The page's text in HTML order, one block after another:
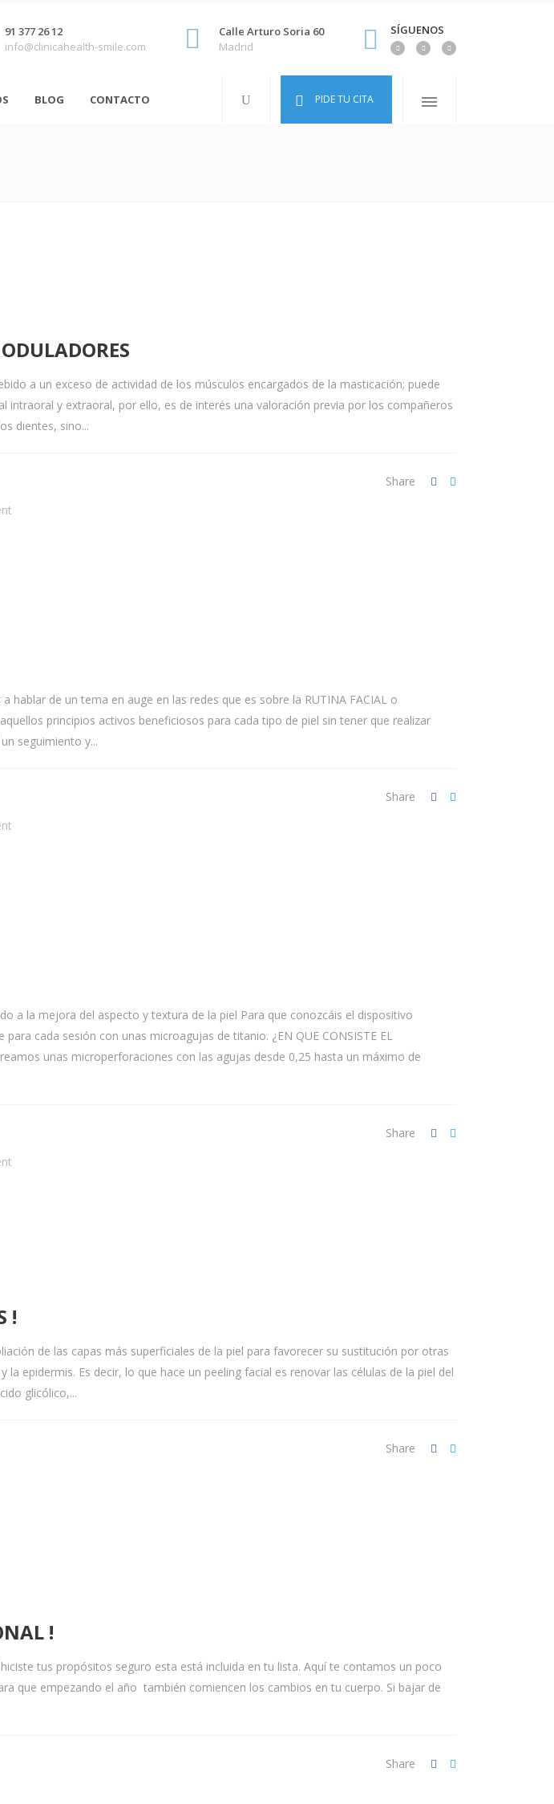
91 377 26 12
info@clinicahealth-smile.com
Calle Arturo Soria 60
Madrid
SÍGUENOS
BLOG CONTACTO PIDE TU CITA
a un exceso de actividad de los músculos encargados de la masticación; puede
y extraoral, por ello, es de interés una valoración previa por los compañeros
dientes, sino...
Share
de un tema en auge en las redes que es sobre la RUTINA FACIAL o
principios activos beneficiosos para cada tipo de piel sin tener que realizar
seguimiento y...
Share
a la mejora del aspecto y textura de la piel Para que conozcáis el dispositivo
cada sesión con unas microagujas de titanio. ¿EN QUE CONSISTE EL
unas microperforaciones con las agujas desde 0,25 hasta un máximo de
Share
!
de las capas más superficiales de la piel para favorecer su sustitución por otras
epidermis. Es decir, lo que hace un peeling facial es renovar las células de la piel del
glicólico,...
Share
!
tus propósitos seguro esta está incluida en tu lista. Aquí te contamos un poco
que empezando el año también comiencen los cambios en tu cuerpo. Si bajar de
Share